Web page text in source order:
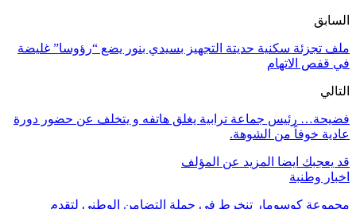
السابق
ملف تجزئة سكنية حديتة التجهيز بسيدي بنور يضع “رؤوسا” غليضة
في قفص الاتهام
التالي
فضيحة… رئيس جماعة ترابية يغلق هاتفه و يتخلف عن حضور دورة
عادية خوفاً من الشوهة.
قد يعجبك ايضا المزيد عن المؤلف
اخبار وطنبة
مجموعة كوسومار تنخرط في حملة التضامن الوطني لتقدم